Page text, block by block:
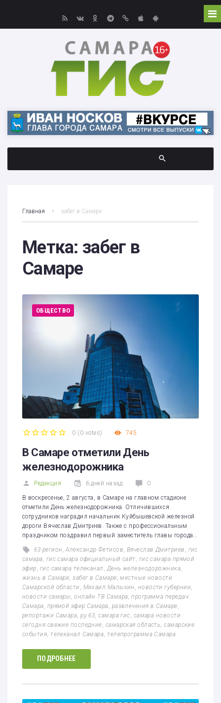
Главная забег в Самаре
Метка: забег в
Самаре
ОБЩЕСТВО
0 (0 votes) 745
В Самаре отметили День
железнодорожника
Редакция 6 дней назад 0
В воскресенье, 2 августа, в Самаре на главном стадионе
отметили День железнодорожника. Отличившихся
сотрудников наградил начальник Куйбышевской железной
дороги Вячеслав Дмитриев. Также с профессиональным
праздником поздравил первый заместитель главы города…
63 регион ,Александр Фетисов Вячеслав Дмитриев
гис
самара гис самара официальный сайт гис самара прямой
эфир гис самара телеканал День железнодорожника
жизнь в Самаре ,забег в Самаре ,местные новости
Самарской области
Михаил Малыхин новости губернии
новости самары ,онлайн ТВ Самара ,программа передач
Самара прямой эфир Самара развлечения в Самаре
репортажи Самара ,ру 63 ,самара гис самара новости
сегодня свежие последние самарская область ,самарские
события ,телеканал Самара ,телепрограмма Самара
ПОДРОБНЕЕ